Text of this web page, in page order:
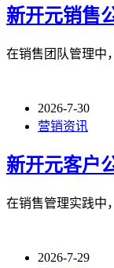
新开元销售
在销售团队管理中
2026-7-30
营销资讯
新开元客户
在销售管理实践中
2026-7-29